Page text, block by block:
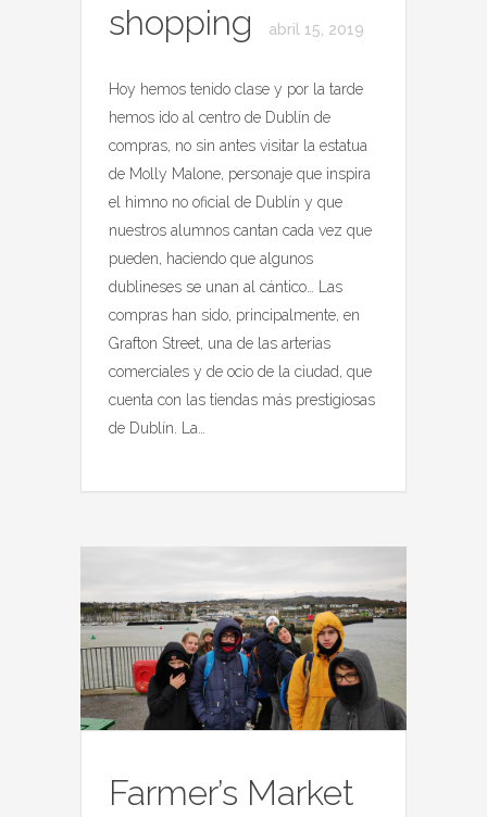
shopping
abril 15, 2019
Hoy hemos tenido clase y por la tarde
hemos ido al centro de Dublín de
compras, no sin antes visitar la estatua
de Molly Malone, personaje que inspira
el himno no oficial de Dublín y que
nuestros alumnos cantan cada vez que
pueden, haciendo que algunos
dublineses se unan al cántico… Las
compras han sido, principalmente, en
Grafton Street, una de las arterias
comerciales y de ocio de la ciudad, que
cuenta con las tiendas más prestigiosas
de Dublín. La…
Farmer’s Market